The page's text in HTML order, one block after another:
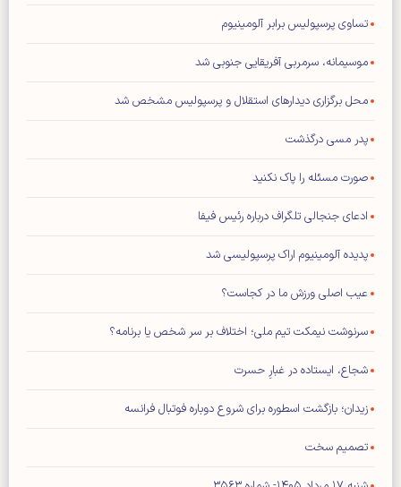
تساوی پرسپولیس برابر آلومینیوم
موسیمانه، سرمربی آفریقایی جنوبی شد
محل برگزاری دیدار‌های استقلال و پرسپولیس مشخص شد
پدر مسی درگذشت
صورت مسئله را پاک نکنید
ادعای جنجالی تلگراف درباره رئیس فیفا
پدیده آلومینیوم اراک پرسپولیسی شد
عیب اصلی ورزش ما در کجاست؟
سرنوشت نیمکت تیم ملی؛ اختلاف بر سر شخص یا برنامه؟
شجاع، ایستاده در غبارِ حسرت
زیدان؛ بازگشت اسطوره برای شروع دوباره فوتبال فرانسه
تصمیم سخت